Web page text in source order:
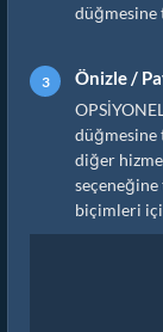
düğmesine
Önizle /
düğmesine
diğer
seçeneğine
biçimleri